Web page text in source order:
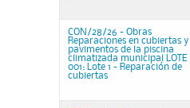
CON/28/26 - Obras
Reparaciones en cubiertas y
pavimentos de la piscina
climatizada municipal LOTE
001: Lote 1 - Reparación de
cubiertas